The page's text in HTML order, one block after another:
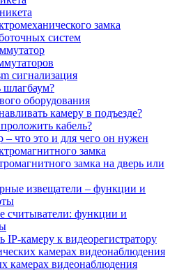
замка
систем
сигнализация
шлагбаум?
оборудования
камеру в подъезде?
кабель?
– что это и для чего он нужен
замка
замка на дверь или
извещатели – функции и
считыватели: функции и
IP-камеру к видеорегистратору
камерах видеонаблюдения
камерах видеонаблюдения